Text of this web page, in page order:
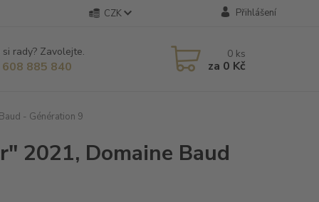
CZK Přihlášení
rady? Zavolejte.
885 840
0 ks
za 0 Kč
- Génération 9
2021, Domaine Baud